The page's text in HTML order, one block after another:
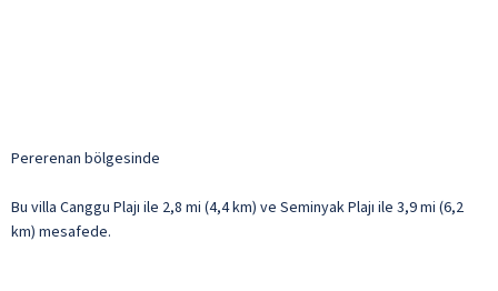
Pererenan bölgesinde
Bu villa Canggu Plajı ile 2,8 mi (4,4 km) ve Seminyak Plajı ile 3,9 mi (6,2
km) mesafede.